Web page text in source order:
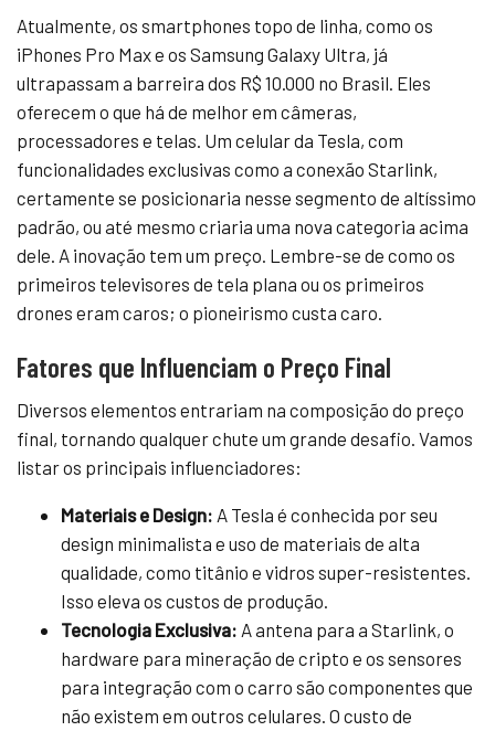
Atualmente, os smartphones topo de linha, como os
iPhones Pro Max e os Samsung Galaxy Ultra, já
ultrapassam a barreira dos R$ 10.000 no Brasil. Eles
oferecem o que há de melhor em câmeras,
processadores e telas. Um celular da Tesla, com
funcionalidades exclusivas como a conexão Starlink,
certamente se posicionaria nesse segmento de altíssimo
padrão, ou até mesmo criaria uma nova categoria acima
dele. A inovação tem um preço. Lembre-se de como os
primeiros televisores de tela plana ou os primeiros
drones eram caros; o pioneirismo custa caro.
Fatores que Influenciam o Preço Final
Diversos elementos entrariam na composição do preço
final, tornando qualquer chute um grande desafio. Vamos
listar os principais influenciadores:
Materiais e Design: A Tesla é conhecida por seu
design minimalista e uso de materiais de alta
qualidade, como titânio e vidros super-resistentes.
Isso eleva os custos de produção.
Tecnologia Exclusiva: A antena para a Starlink, o
hardware para mineração de cripto e os sensores
para integração com o carro são componentes que
não existem em outros celulares. O custo de